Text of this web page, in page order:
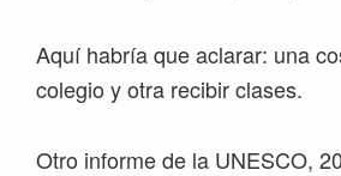
Aquí habría que aclarar: una
colegio y otra recibir clases.
Otro informe de la UNESCO,